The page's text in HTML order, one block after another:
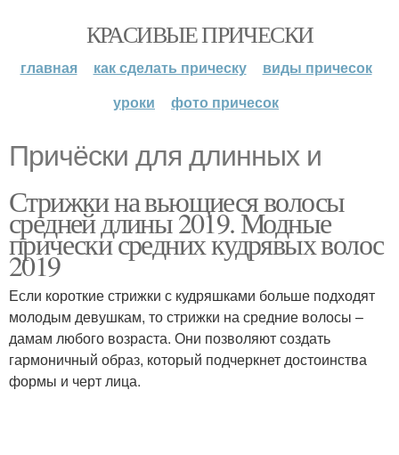
КРАСИВЫЕ ПРИЧЕСКИ
главная как сделать прическу
виды причесок
уроки
фото причесок
Причёски для длинных и
Стрижки на вьющиеся волосы
средней длины 2019. Модные
прически средних кудрявых волос
2019
Если короткие стрижки с кудряшками больше подходят
молодым девушкам, то стрижки на средние волосы –
дамам любого возраста. Они позволяют создать
гармоничный образ, который подчеркнет достоинства
формы и черт лица.